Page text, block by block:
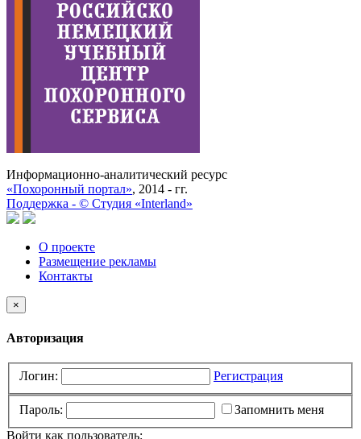
Информационно-аналитический ресурс
«Похоронный портал», 2014 - гг.
Поддержка - © Cтудия «Interland»
О проекте
Размещение рекламы
Контакты
×
Авторизация
Логин: Регистрация
Пароль:
Запомнить меня
Войти как пользователь: